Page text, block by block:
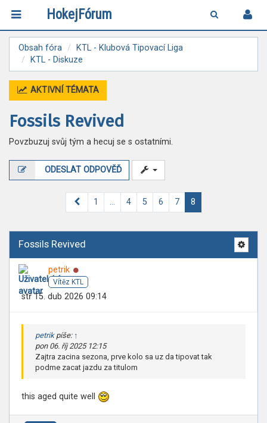
HokejFórum
Obsah fóra
KTL - Klubová Tipovací Liga
KTL - Diskuze
AKTIVNÍ TÉMATA
Fossils Revived
Povzbuzuj svůj tým a hecuj se s ostatními.
ODESLAT ODPOVĚĎ
Předchozí
1 … 4 5 6 7 8
Fossils Revived
petrik
Vítěz KTL
stř 15. dub 2026 09:14
petrikpíše: ↑
pon 06. říj 2025 12:15
Zajtra zacina sezona, prve kolo sa uz da tipovat tak
podme zacat jazdu za titulom
this aged quite well